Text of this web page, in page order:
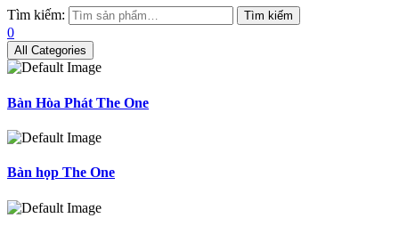
Tìm kiếm: Tìm kiếm
0
All Categories
Bàn Hòa Phát The One
Bàn họp The One